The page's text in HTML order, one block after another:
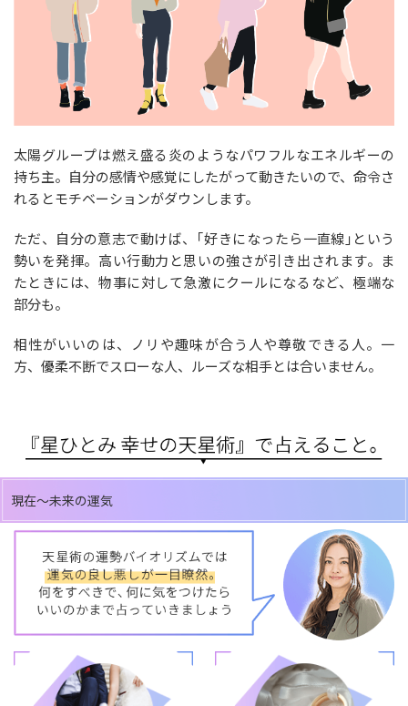
太陽グループは燃え盛る炎のようなパワフルなエネルギーの
持ち主。自分の感情や感覚にしたがって動きたいので、命令さ
れるとモチベーションがダウンします。
ただ、自分の意志で動けば、｢好きになったら一直線｣という
勢いを発揮。高い行動力と思いの強さが引き出されます。ま
たときには、物事に対して急激にクールになるなど、極端な
部分も。
相性がいいのは、ノリや趣味が合う人や尊敬できる人。一
方、優柔不断でスローな人、ルーズな相手とは合いません。
現在～未来の運気